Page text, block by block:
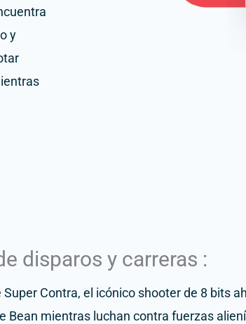
y
disparos y carreras :
Contra, el icónico shooter de 8 bits
Bean mientras luchan contra fuerzas